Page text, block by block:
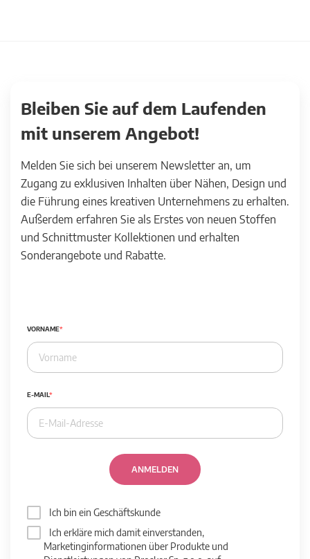
Bleiben Sie auf dem Laufenden
mit unserem Angebot!
Melden Sie sich bei unserem Newsletter an, um
Zugang zu exklusiven Inhalten über Nähen, Design und
die Führung eines kreativen Unternehmens zu erhalten.
Außerdem erfahren Sie als Erstes von neuen Stoffen
und Schnittmuster Kollektionen und erhalten
Sonderangebote und Rabatte.
VORNAME
E-MAIL
ANMELDEN
Ich bin ein Geschäftskunde
Ich erkläre mich damit einverstanden,
Marketinginformationen über Produkte und